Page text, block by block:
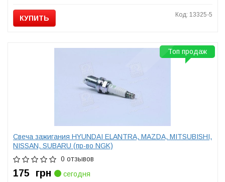
КУПИТЬ Код: 13325-5
Свеча зажигания HYUNDAI ELANTRA, MAZDA, MITSUBISHI,
NISSAN, SUBARU (пр-во NGK)
0 отзывов
175 грн
сегодня
Топ продаж